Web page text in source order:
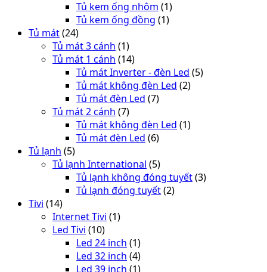
Tủ kem ống nhôm (1)
Tủ kem ống đồng (1)
Tủ mát(24)
Tủ mát 3 cánh (1)
Tủ mát 1 cánh (14)
Tủ mát Inverter - đèn Led (5)
Tủ mát không đèn Led (2)
Tủ mát đèn Led (7)
Tủ mát 2 cánh (7)
Tủ mát không đèn Led (1)
Tủ mát đèn Led (6)
Tủ lạnh (5)
Tủ lạnh International (5)
Tủ lạnh không đóng tuyết(3)
Tủ lạnh đóng tuyết(2)
Tivi (14)
Internet Tivi (1)
Led Tivi (10)
Led 24 inch (1)
Led 32 inch (4)
Led 39 inch (1)